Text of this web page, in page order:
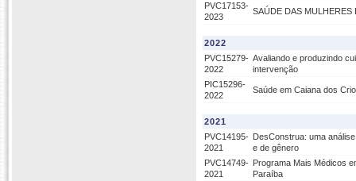
PVC17153-
2023
SAÚDE DAS MULHERES
2022
PVC15279-
2022
Avaliando e produzindo
intervenção
PIC15296-
2022
Saúde em Caiana dos
2021
PVC14195-
2021
DesConstrua: uma
e de gênero
PVC14749-
2021
Programa Mais Médicos
Paraíba